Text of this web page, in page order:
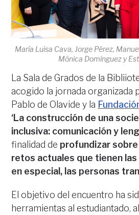
María Luisa Cava, Jorge Pérez,
Mónica Domínguez y
La Sala de Grados de la
acogido la jornada organizada
Pablo de Olavide y la
‘La construcción de una
inclusiva: comunicación y
finalidad de profundizar
retos actuales que tienen las
en especial, las personas
El objetivo del encuentro ha
herramientas al estudiantado,